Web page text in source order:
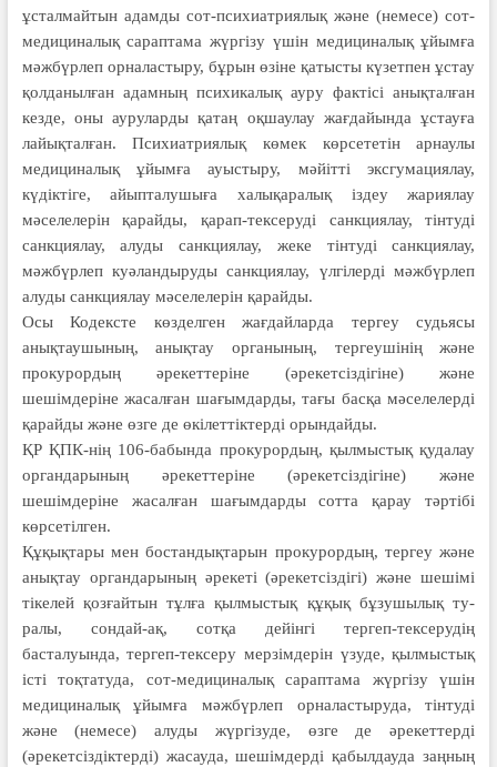
ұсталмайтын адамды сот-психиатриялық және (немесе) сот-
меди­циналық сараптама жүргізу үшін медициналық ұйымға
мәжбүрлеп орналастыру, бұрын өзіне қатысты күзетпен ұстау
қолданылған адамның психикалық ауру фактісі анықталған
кезде, оны ауруларды қатаң оқшаулау жағдайында ұстауға
лайықталған. Пси­хиатриялық көмек көрсететін ар­наулы
медициналық ұйымға ауыстыру, мәйітті эксгумациялау,
күдіктіге, айып­талушыға халықаралық іздеу жа­риялау
мәселелерін қарайды, қарап-тексеруді санкциялау, тінтуді
санк­циялау, алуды санкциялау, жеке тінтуді санкциялау,
мәжбүрлеп куәландыруды санкциялау, үлгілерді мәжбүрлеп
алуды санкциялау мәселелерін қарайды.
Осы Кодексте көзделген жағдайларда тер­геу судьясы
анықтаушының, анық­­тау органының, тергеушінің және
прокурордың әрекеттеріне (әрекет­сіздігіне) және
шешімдеріне жасалған ша­ғымдарды, тағы басқа мәселелерді
қа­райды және өзге де өкілеттіктерді орын­дайды.
ҚР ҚПК-нің 106-бабында про­ку­рордың, қылмыстық қудалау
орган­дарының әрекеттеріне (әре­кет­сіз­дігіне) және
шешімдеріне жасалған шағым­дарды сотта қарау тәртібі
көрсе­тілген.
Құқықтары мен бостандықтарын прокурордың, тергеу және
анықтау органдарының әрекеті (әрекетсіздігі) және шешімі
тікелей қозғайтын тұл­ға қылмыстық құқық бұзушылық ту­
ралы, сондай-ақ, сотқа дейінгі тергеп-тек­серудің
басталуында, тергеп-тексеру мерзімдерін үзуде, қылмыстық
істі тоқтатуда, сот-медициналық сараптама жүргізу үшін
медициналық ұйымға мәжбүрлеп орналастыруда, тінтуді
және (немесе) алуды жүргізуде, өзге де әре­кеттерді
(әрекетсіздіктерді) жасауда, шешімдерді қабылдауда заңның